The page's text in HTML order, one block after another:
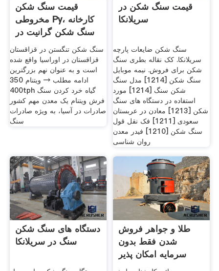
قیمت سنگ شکن
مخروطی Py، کارخانه
سنگ شکن گرانیت در
تولید
سنگ شکن تنگستن در قزاقستان
قزاقستان در اوراسیا واقع شده
است و به عنوان نهم بزرگترین
ادامه مطلب → ویتنام 350
400tph گیاه خرد کردن سنگ
فرش ویتنام یک معدن مهم کشور
صادرات در آسیا، به ویژه صادرات
سنگ
قیمت سنگ شکن در
سریلانکا
سنگ شکن ضایعات پارچه
سریلانکا. کک نقاله بطری سنگ
شکن برای فروش. نیمه موبایل
سنگ شکن [1214] مدل سنگ
شکن سنگ [1214] مورد
استفاده در دستگاه های سنگ
شکن [1213] معادن در عربستان
سعودی [1211] فک نقل قول
سنگ شکن [1210] فیدر معدن
روان شناسی
دستگاه های سنگ شکن
سنگ در سریلانکا
طلا و جواهر فروش
شدن فقط بدون
سرمایه امکان پذیر
است